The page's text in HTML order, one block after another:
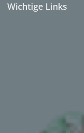
Wichtige Links